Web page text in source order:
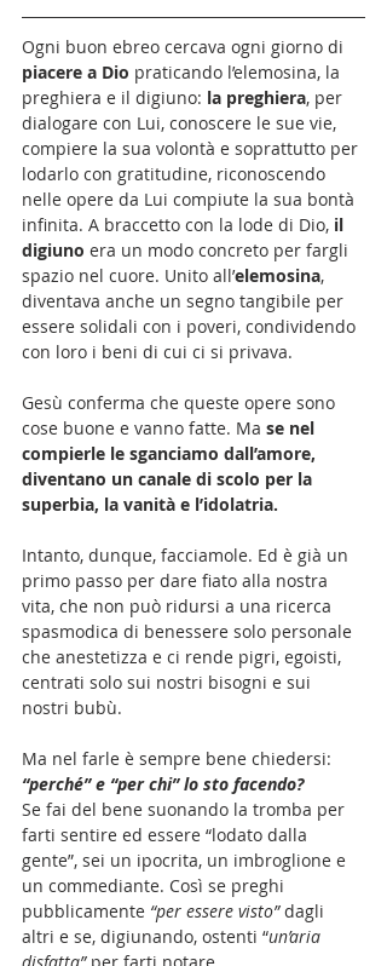
Ogni buon ebreo cercava ogni giorno di
piacere a Dio praticando l’elemosina, la
preghiera e il digiuno: la preghiera, per
dialogare con Lui, conoscere le sue vie,
compiere la sua volontà e soprattutto per
lodarlo con gratitudine, riconoscendo
nelle opere da Lui compiute la sua bontà
infinita. A braccetto con la lode di Dio, il
digiuno era un modo concreto per fargli
spazio nel cuore. Unito all’elemosina,
diventava anche un segno tangibile per
essere solidali con i poveri, condividendo
con loro i beni di cui ci si privava.
Gesù conferma che queste opere sono
cose buone e vanno fatte. Ma se nel
compierle le sganciamo dall’amore,
diventano un canale di scolo per la
superbia, la vanità e l’idolatria.
Intanto, dunque, facciamole. Ed è già un
primo passo per dare fiato alla nostra
vita, che non può ridursi a una ricerca
spasmodica di benessere solo personale
che anestetizza e ci rende pigri, egoisti,
centrati solo sui nostri bisogni e sui
nostri bubù.
Ma nel farle è sempre bene chiedersi:
“perché” e “per chi” lo sto facendo?
Se fai del bene suonando la tromba per
farti sentire ed essere “lodato dalla
gente”, sei un ipocrita, un imbroglione e
un commediante. Così se preghi
pubblicamente “per essere visto” dagli
altri e se, digiunando, ostenti “un’aria